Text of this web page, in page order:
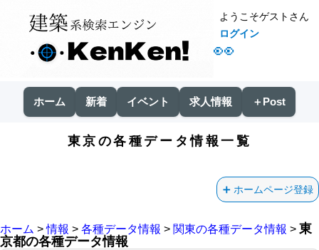
👀
ようこそゲストさん
ログイン
ホーム 新着 イベント 求人情報 ＋Post
東京の各種データ情報一覧
ホームページ登録
ホーム >情報 > 各種データ情報 > 関東の各種データ情報 > 東
京都の各種データ情報